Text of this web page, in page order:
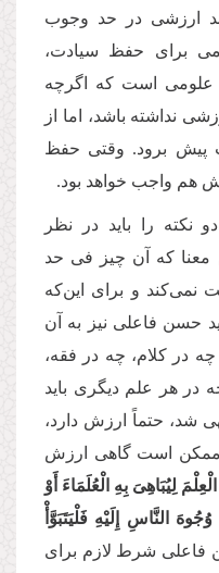
ارزشی در حد وجوب
برای حفظ سیادت،
علومی است که اگرچه
نداشته باشد، اما از
پیش برود. وقتی حفظ
هم واجب خواهد بود.
نکته را باید در نظر
معنا که آن چیز فی حد
نمی‌کند و برای این‌که
حسن فاعلی نیز به آن
چه در کلام، چه در فقه،
در هر علم دیگری باید
شد، حتماً ارزش دارد،
ممکن است گاهی ارزش
لِیُبَاهِیَ بِهِ الْعُلَمَاءَ أَوْ
النَّاسِ إِلَیْهِ فَلْیَتَبَوَّأْ
فاعلی‌ شرط لازم برای